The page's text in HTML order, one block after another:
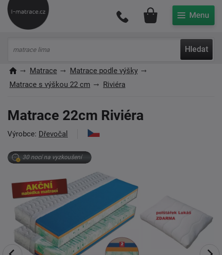
Hledat
Můj účet
Matrace
Matrace podle výšky
Matrace s výškou 22 cm
Riviéra
Matrace 22cm Riviéra
Výrobce: Dřevočal
30 nocí na vyzkoušení